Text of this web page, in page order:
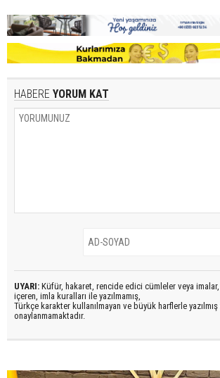
HABERE YORUM KAT
UYARI: Küfür, hakaret, rencide edici cümleler veya imalar,
içeren, imla kuralları ile yazılmamış,
Türkçe karakter kullanılmayan ve büyük harflerle
onaylanmamaktadır.